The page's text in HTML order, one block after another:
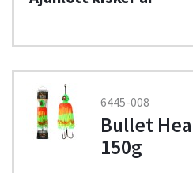
6445-008
Bullet
150g